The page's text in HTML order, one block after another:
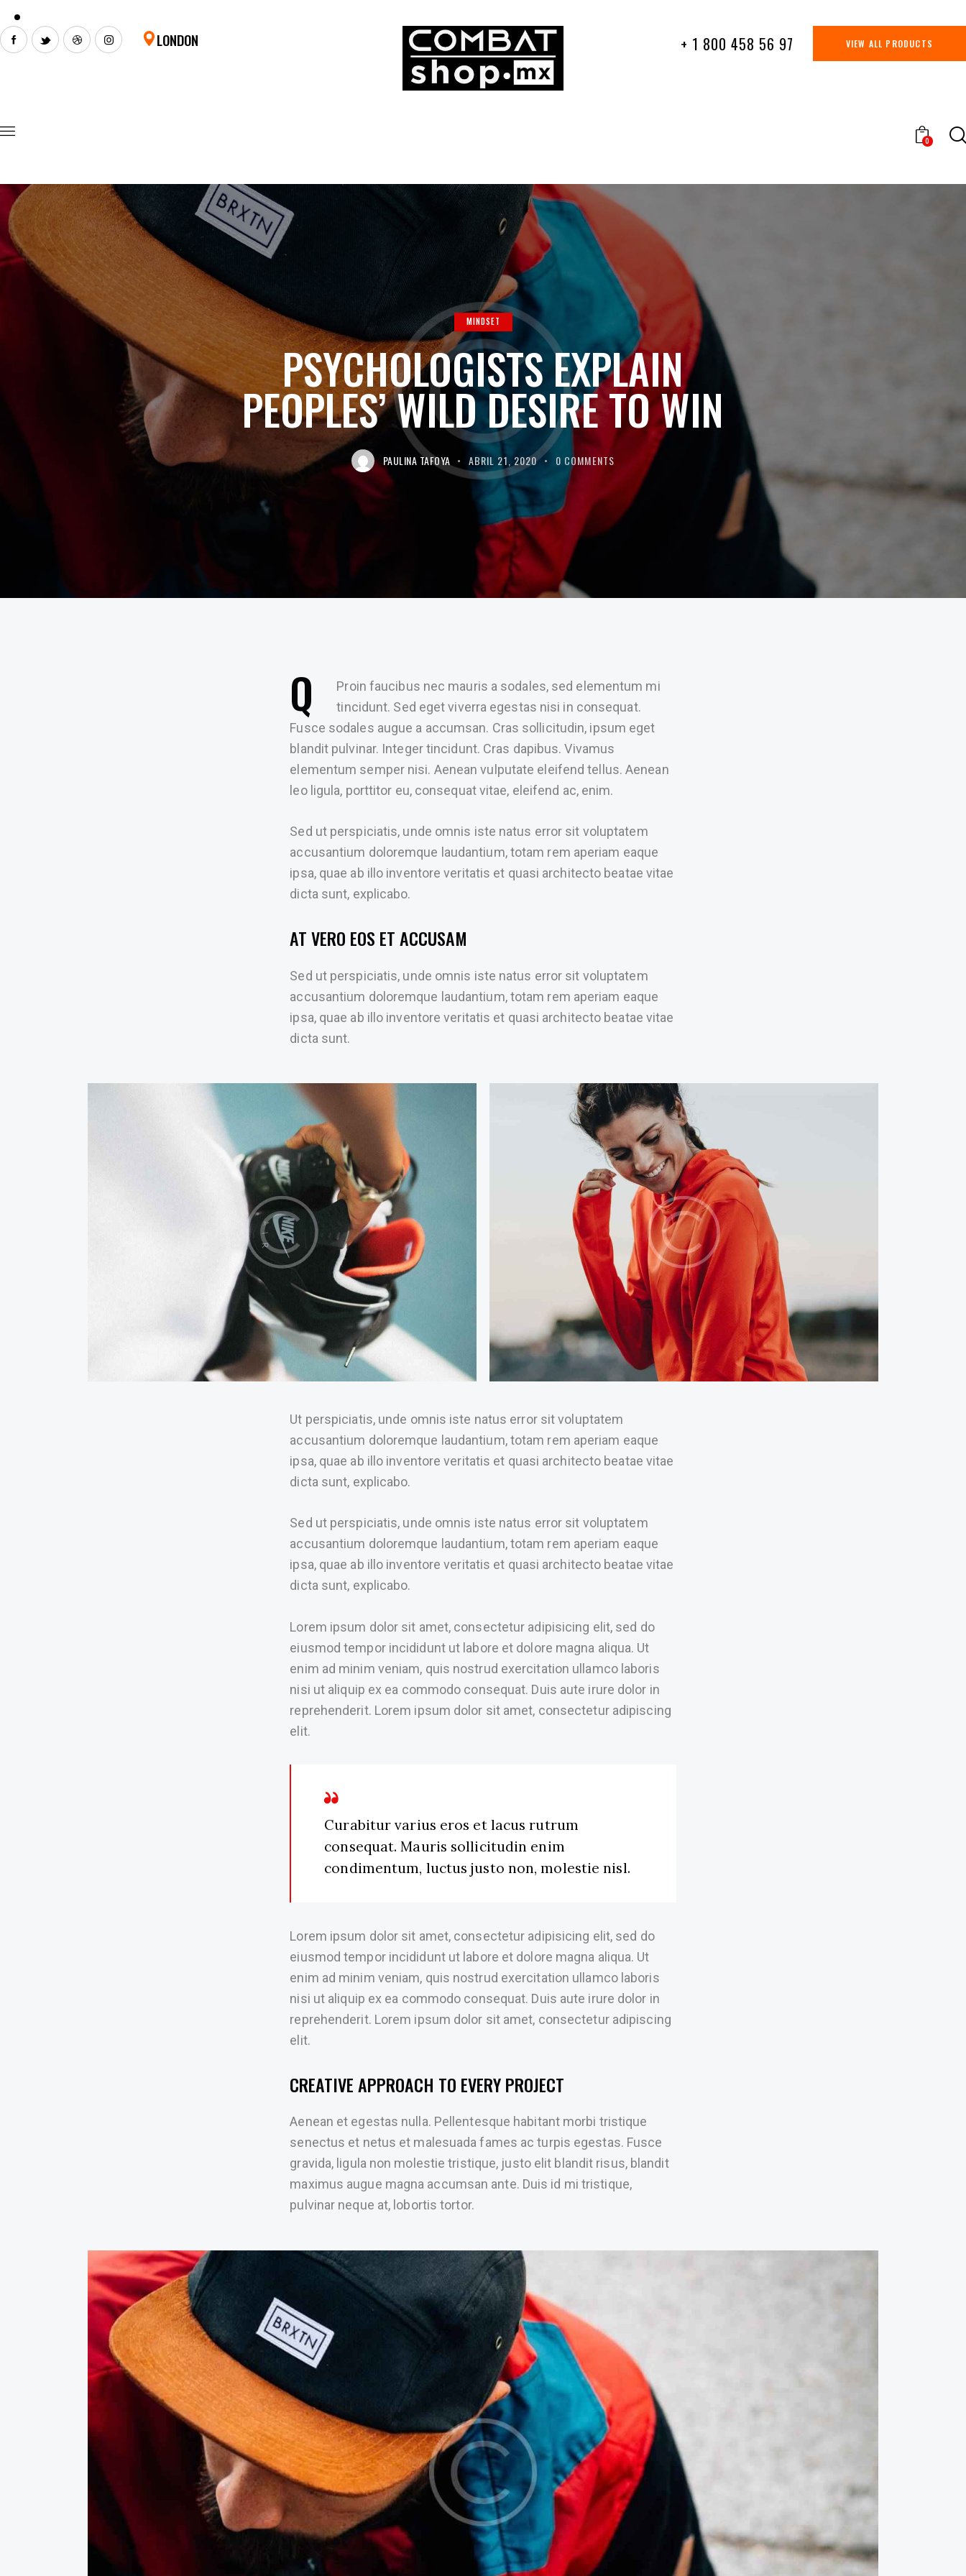
LONDON + 1 800 458 56 97 VIEW ALL PRODUCTS
0
MINDSET
PSYCHOLOGISTS EXPLAIN
PEOPLES’ WILD DESIRE TO WIN
PAULINA TAFOYA ABRIL 21, 2020 0 COMMENTS
Q
Proin faucibus nec mauris a sodales, sed elementum mi
tincidunt. Sed eget viverra egestas nisi in consequat.
Fusce sodales augue a accumsan. Cras sollicitudin, ipsum eget
blandit pulvinar. Integer tincidunt. Cras dapibus. Vivamus
elementum semper nisi. Aenean vulputate eleifend tellus. Aenean
leo ligula, porttitor eu, consequat vitae, eleifend ac, enim.
Sed ut perspiciatis, unde omnis iste natus error sit voluptatem
accusantium doloremque laudantium, totam rem aperiam eaque
ipsa, quae ab illo inventore veritatis et quasi architecto beatae vitae
dicta sunt, explicabo.
AT VERO EOS ET ACCUSAM
Sed ut perspiciatis, unde omnis iste natus error sit voluptatem
accusantium doloremque laudantium, totam rem aperiam eaque
ipsa, quae ab illo inventore veritatis et quasi architecto beatae vitae
dicta sunt.
Ut perspiciatis, unde omnis iste natus error sit voluptatem
accusantium doloremque laudantium, totam rem aperiam eaque
ipsa, quae ab illo inventore veritatis et quasi architecto beatae vitae
dicta sunt, explicabo.
Sed ut perspiciatis, unde omnis iste natus error sit voluptatem
accusantium doloremque laudantium, totam rem aperiam eaque
ipsa, quae ab illo inventore veritatis et quasi architecto beatae vitae
dicta sunt, explicabo.
Lorem ipsum dolor sit amet, consectetur adipisicing elit, sed do
eiusmod tempor incididunt ut labore et dolore magna aliqua. Ut
enim ad minim veniam, quis nostrud exercitation ullamco laboris
nisi ut aliquip ex ea commodo consequat. Duis aute irure dolor in
reprehenderit. Lorem ipsum dolor sit amet, consectetur adipiscing
elit.
Curabitur varius eros et lacus rutrum
consequat. Mauris sollicitudin enim
condimentum, luctus justo non, molestie nisl.
Lorem ipsum dolor sit amet, consectetur adipisicing elit, sed do
eiusmod tempor incididunt ut labore et dolore magna aliqua. Ut
enim ad minim veniam, quis nostrud exercitation ullamco laboris
nisi ut aliquip ex ea commodo consequat. Duis aute irure dolor in
reprehenderit. Lorem ipsum dolor sit amet, consectetur adipiscing
elit.
CREATIVE APPROACH TO EVERY PROJECT
Aenean et egestas nulla. Pellentesque habitant morbi tristique
senectus et netus et malesuada fames ac turpis egestas. Fusce
gravida, ligula non molestie tristique, justo elit blandit risus, blandit
maximus augue magna accumsan ante. Duis id mi tristique,
pulvinar neque at, lobortis tortor.